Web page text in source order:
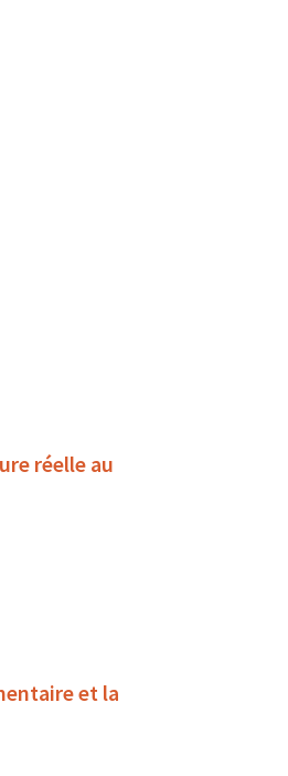
réelle au
et la